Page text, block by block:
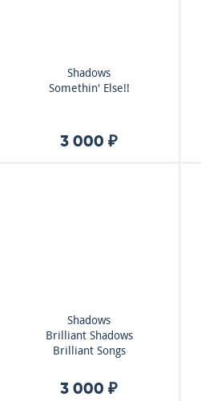
Shadows
Somethin' Else!!
3 000 ₽
Shadows
Brilliant Shadows
Brilliant Songs
3 000 ₽